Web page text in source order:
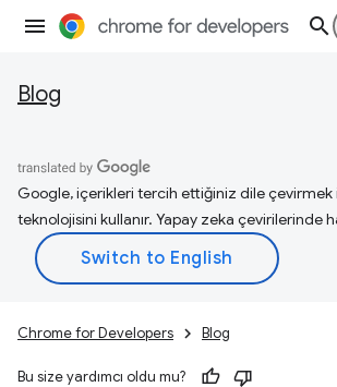
Blog
Google, içerikleri tercih ettiğiniz dile çevirmek
teknolojisini kullanır. Yapay zeka çevirilerinde
Chrome for Developers Blog
Bu size yardımcı oldu mu?